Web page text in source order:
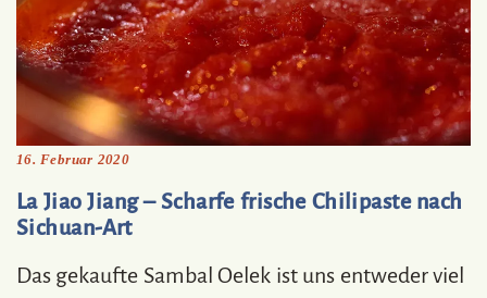
16. Februar 2020
La Jiao Jiang – Scharfe frische Chilipaste nach
Sichuan-Art
Das gekaufte Sambal Oelek ist uns entweder viel